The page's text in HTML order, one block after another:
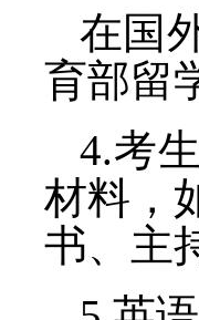
在国
育部留
4.考
材料，
书、主